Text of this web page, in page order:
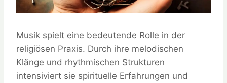
Musik spielt eine bedeutende Rolle in der
religiösen Praxis. Durch ihre melodischen
Klänge und rhythmischen Strukturen
intensiviert sie spirituelle Erfahrungen und